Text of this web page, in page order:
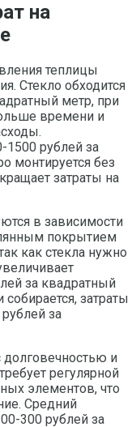
на
теплицы
Стекло обходится
метр, при
времени и
рублей за
монтируется без
затраты на
в зависимости
покрытием
как стекла нужно
за квадратный
затраты
за
долговечностью и
регулярной
элементов, что
Средний
300 рублей за